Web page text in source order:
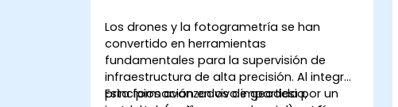
Los drones y la fotogrametría se han
convertido en herramientas
fundamentales para la supervisión de
infraestructura de alta precisión. Al integrar
principios avanzados de geodesia,
Esta formación en vivo impartida por un